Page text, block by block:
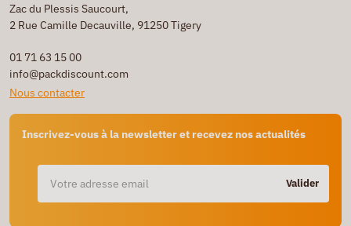
Zac du Plessis Saucourt,
2 Rue Camille Decauville, 91250 Tigery
01 71 63 15 00
info@packdiscount.com
Nous contacter
Inscrivez-vous à la newsletter et recevez nos actualités
Valider